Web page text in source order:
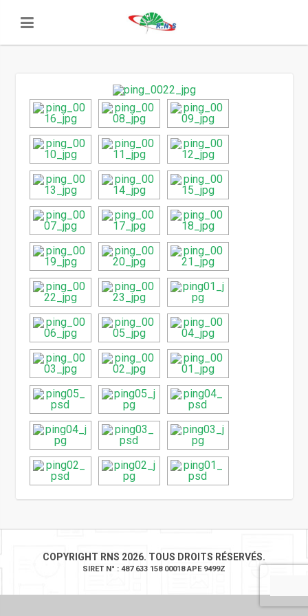
COPYRIGHT RNS 2026. TOUS DROITS RÉSERVÉS.
SIRET N° : 487 633 158 00018 APE 9499Z